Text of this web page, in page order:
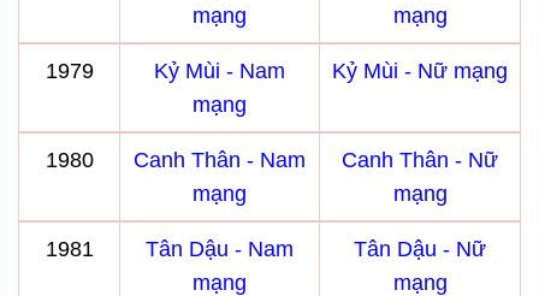
mạng
mạng
1979
Kỷ Mùi - Nam
mạng
Kỷ Mùi - Nữ mạng
1980
Canh Thân - Nam
mạng
Canh Thân - Nữ
mạng
1981
Tân Dậu - Nam
mạng
Tân Dậu - Nữ
mạng